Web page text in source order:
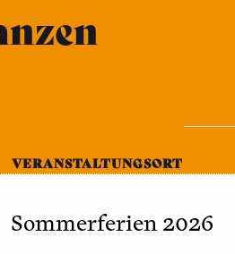
VERANSTALTUNGSORT
Bennostr. 5
Münster,48155
Sommerferien 2026